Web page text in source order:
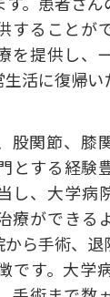
することが
を提供し、
活に復帰
股関節、膝関
とする経験
し、大学病
療ができる
ら手術、
です。大学